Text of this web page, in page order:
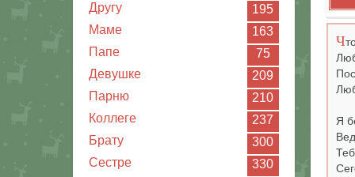
Другу
195
Маме
163
Папе
75
Девушке
209
Парню
210
Коллеге
237
Брату
300
Сестре
330
Ч
Я